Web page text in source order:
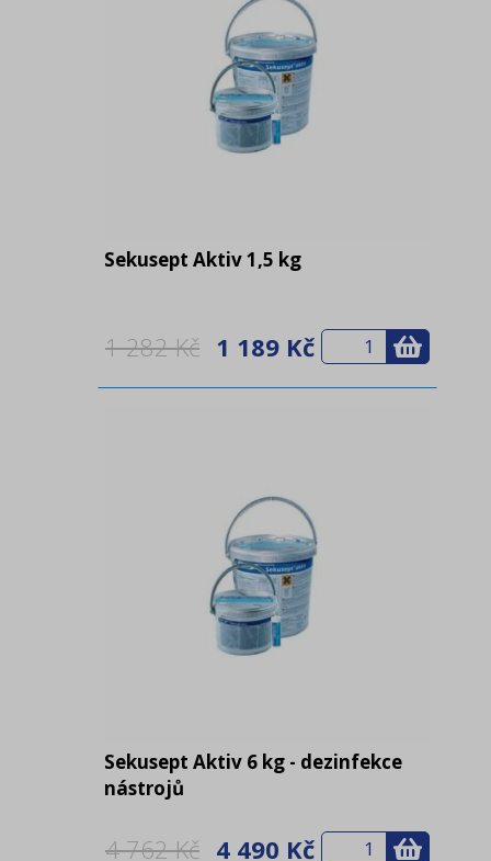
Sekusept Aktiv 1,5 kg
1 282 Kč 1 189 Kč
Sekusept Aktiv 6 kg - dezinfekce
nástrojů
4 762 Kč 4 490 Kč